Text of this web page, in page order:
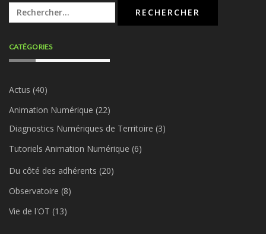
Rechercher :
CATÉGORIES
Actus (40)
Animation Numérique (22)
Diagnostics Numériques de Territoire (3)
Tutoriels Animation Numérique (6)
Du côté des adhérents (20)
Observatoire (8)
Vie de l'OT (13)